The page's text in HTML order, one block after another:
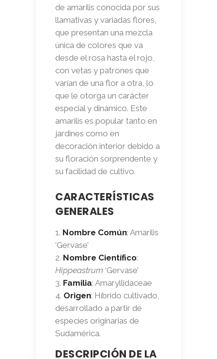
de amarilis conocida por sus
llamativas y variadas flores,
que presentan una mezcla
única de colores que va
desde el rosa hasta el rojo,
con vetas y patrones que
varían de una flor a otra, lo
que le otorga un carácter
especial y dinámico. Este
amarilis es popular tanto en
jardines como en
decoración interior debido a
su floración sorprendente y
su facilidad de cultivo.
CARACTERÍSTICAS
GENERALES
Nombre Común: Amarilis
‘Gervase’
Nombre Científico:
Hippeastrum ‘Gervase’
Familia: Amaryllidaceae
Origen: Híbrido cultivado,
desarrollado a partir de
especies originarias de
Sudamérica.
DESCRIPCIÓN DE LA